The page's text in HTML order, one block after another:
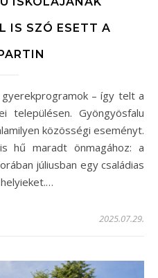
IS SZÓ ESETT A
településen. Gyöngyösfalu
közösségi eseményt.
hű maradt önmagához: a
júliusban egy családias
2025.07.29.